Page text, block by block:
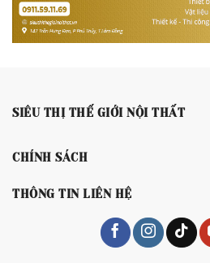
SIÊU THỊ THẾ GIỚI NỘI THẤT
CHÍNH SÁCH
THÔNG TIN LIÊN HỆ